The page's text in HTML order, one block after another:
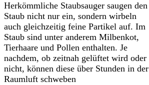
Herkömmliche Staubsauger saugen den
Staub nicht nur ein, sondern wirbeln
auch gleichzeitig feine Partikel auf. Im
Staub sind unter anderem Milbenkot,
Tierhaare und Pollen enthalten. Je
nachdem, ob zeitnah gelüftet wird oder
nicht, können diese über Stunden in der
Raumluft schweben